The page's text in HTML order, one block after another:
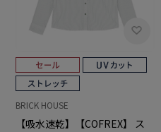
BRICK HOUSE
【吸水速乾】【COFREX】 ス